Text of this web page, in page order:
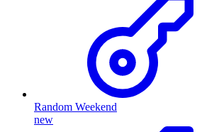
Random Weekend
new